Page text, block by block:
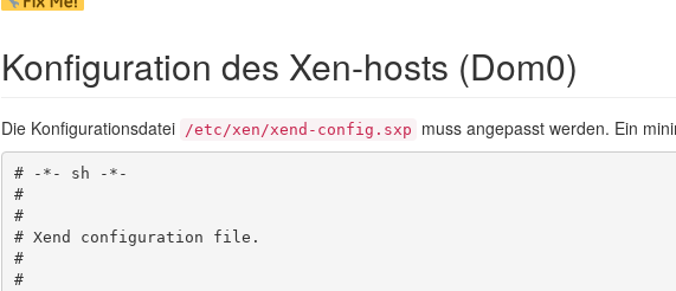
Konfiguration des Xen-hosts (Dom0)
Die Konfigurationsdatei /etc/xen/xend-config.sxp muss angepasst werden. Ein
# -*- sh -*-
#
#
# Xend configuration file.
#
#